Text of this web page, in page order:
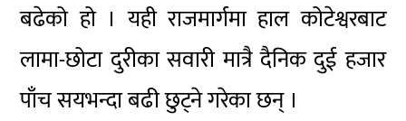
बढेको हो । यही राजमार्गमा हाल कोटेश्वरबाट
लामा-छोटा दुरीका सवारी मात्रै दैनिक दुई हजार
पाँच सयभन्दा बढी छुट्ने गरेका छन् ।